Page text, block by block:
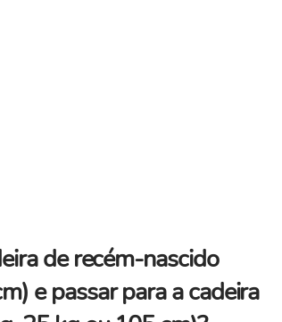
de recém-nascido
e passar para a cadeira